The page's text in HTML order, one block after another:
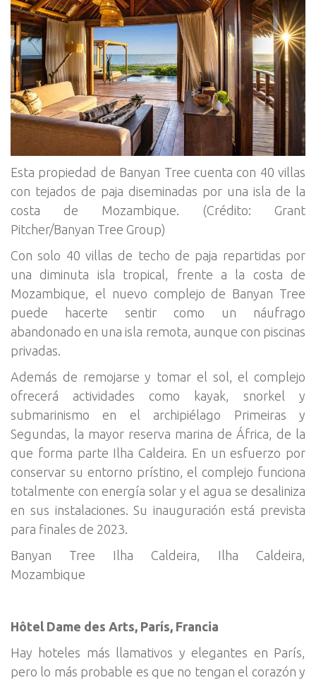
Esta propiedad de Banyan Tree cuenta con 40 villas
con tejados de paja diseminadas por una isla de la
costa de Mozambique. (Crédito: Grant
Pitcher/Banyan Tree Group)
Con solo 40 villas de techo de paja repartidas por
una diminuta isla tropical, frente a la costa de
Mozambique, el nuevo complejo de Banyan Tree
puede hacerte sentir como un náufrago
abandonado en una isla remota, aunque con piscinas
privadas.
Además de remojarse y tomar el sol, el complejo
ofrecerá actividades como kayak, snorkel y
submarinismo en el archipiélago Primeiras y
Segundas, la mayor reserva marina de África, de la
que forma parte Ilha Caldeira. En un esfuerzo por
conservar su entorno prístino, el complejo funciona
totalmente con energía solar y el agua se desaliniza
en sus instalaciones. Su inauguración está prevista
para finales de 2023.
Banyan Tree Ilha Caldeira, Ilha Caldeira,
Mozambique
Hôtel Dame des Arts, París, Francia
Hay hoteles más llamativos y elegantes en París,
pero lo más probable es que no tengan el corazón y